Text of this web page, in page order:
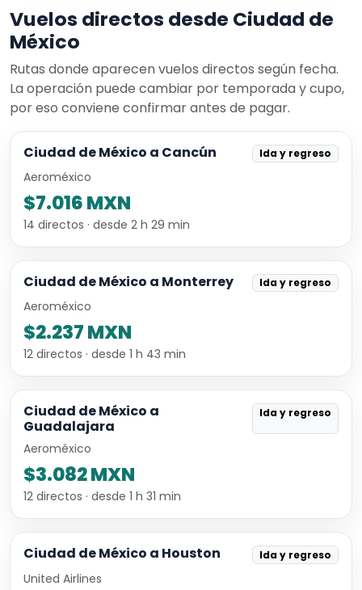
Vuelos directos desde Ciudad de
México
Rutas donde aparecen vuelos directos según fecha.
La operación puede cambiar por temporada y cupo,
por eso conviene confirmar antes de pagar.
Ciudad de México a Cancún Ida y regreso
Aeroméxico
$7.016 MXN
14 directos · desde 2 h 29 min
Ciudad de México a Monterrey Ida y regreso
Aeroméxico
$2.237 MXN
12 directos · desde 1 h 43 min
Ciudad de México a
Guadalajara
Ida y regreso
Aeroméxico
$3.082 MXN
12 directos · desde 1 h 31 min
Ciudad de México a Houston Ida y regreso
United Airlines